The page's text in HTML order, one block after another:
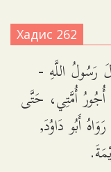
Хадис 262
اللَّهِ -
أُمَّتِي، حَتَّى
أَبُو دَاوُدَ,